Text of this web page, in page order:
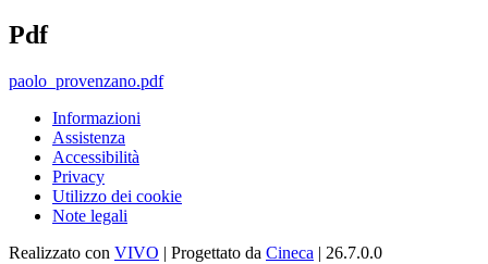
Pdf
paolo_provenzano.pdf
Informazioni
Assistenza
Accessibilità
Privacy
Utilizzo dei cookie
Note legali
Realizzato con VIVO | Progettato da Cineca | 26.7.0.0